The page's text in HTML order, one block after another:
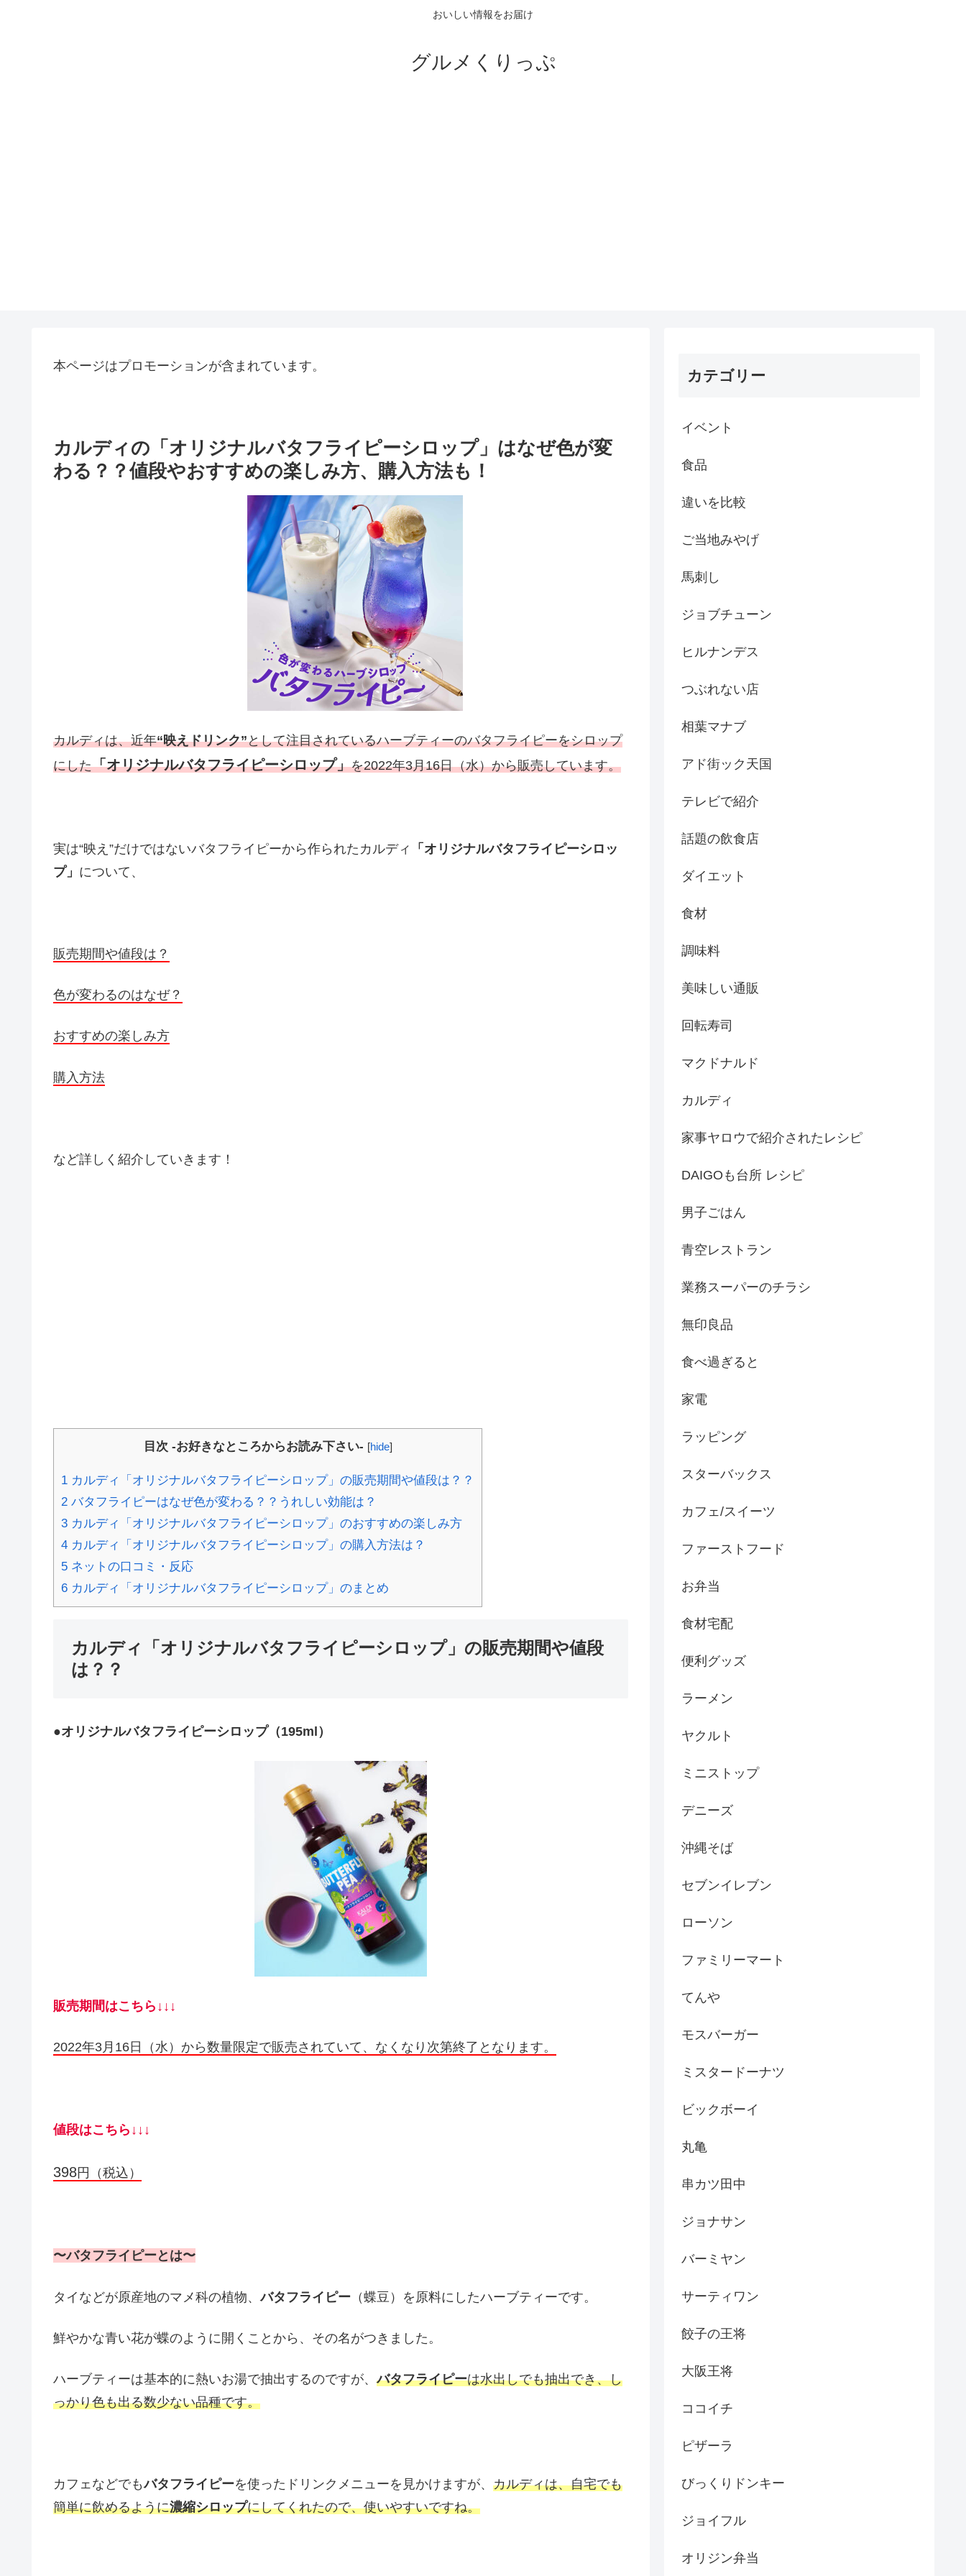
おいしい情報をお届け
グルメくりっぷ
本ページはプロモーションが含まれています。
カルディの「オリジナルバタフライピーシロップ」はなぜ色が変
わる？？値段やおすすめの楽しみ方、購入方法も！
カルディは、近年“映えドリンク”として注目されているハーブティーのバタフライピーをシロップ
にした「オリジナルバタフライピーシロップ」を2022年3月16日（水）から販売しています。
実は“映え”だけではないバタフライピーから作られたカルディ
「オリジナルバタフライピーシロッ
プ」 について、
販売期間や値段は？
色が変わるのはなぜ？
おすすめの楽しみ方
購入方法
など詳しく紹介していきます！
目次 -お好きなところからお読み下さい- [hide]
1 カルディ「オリジナルバタフライピーシロップ」の販売期間や値段は？？
2 バタフライピーはなぜ色が変わる？？うれしい効能は？
3 カルディ「オリジナルバタフライピーシロップ」のおすすめの楽しみ方
4 カルディ「オリジナルバタフライピーシロップ」の購入方法は？
5 ネットの口コミ・反応
6 カルディ「オリジナルバタフライピーシロップ」のまとめ
カルディ「オリジナルバタフライピーシロップ」の販売期間や値段
は？？
●オリジナルバタフライピーシロップ（195ml）
販売期間はこちら↓↓↓
2022年3月16日（水）から数量限定で販売されていて、なくなり次第終了となります。
値段はこちら↓↓↓
398円（税込）
〜バタフライピーとは〜
タイなどが原産地のマメ科の植物、バタフライピー （蝶豆）を原料にしたハーブティーです。
鮮やかな青い花が蝶のように開くことから、その名がつきました。
ハーブティーは基本的に熱いお湯で抽出するのですが、バタフライピーは水出しでも抽出でき、し
っかり色も出る数少ない品種です。
カフェなどでもバタフライピーを使ったドリンクメニューを見かけますが、 カルディは、自宅でも
簡単に飲めるように濃縮シロップにしてくれたので、使いやすいですね。
カテゴリー
イベント
食品
違いを比較
ご当地みやげ
馬刺し
ジョブチューン
ヒルナンデス
つぶれない店
相葉マナブ
アド街ック天国
テレビで紹介
話題の飲食店
ダイエット
食材
調味料
美味しい通販
回転寿司
マクドナルド
カルディ
家事ヤロウで紹介されたレシピ
DAIGOも台所 レシピ
男子ごはん
青空レストラン
業務スーパーのチラシ
無印良品
食べ過ぎると
家電
ラッピング
スターバックス
カフェ/スイーツ
ファーストフード
お弁当
食材宅配
便利グッズ
ラーメン
ヤクルト
ミニストップ
デニーズ
沖縄そば
セブンイレブン
ローソン
ファミリーマート
てんや
モスバーガー
ミスタードーナツ
ビックボーイ
丸亀
串カツ田中
ジョナサン
バーミヤン
サーティワン
餃子の王将
大阪王将
ココイチ
ピザーラ
びっくりドンキー
ジョイフル
オリジン弁当